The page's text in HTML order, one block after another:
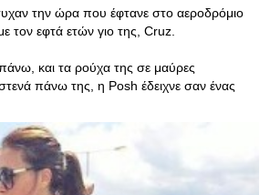
την ώρα που έφτανε στο αεροδρόμιο
τον εφτά ετών γιο της, Cruz.
και τα ρούχα της σε μαύρες
πάνω της, η Posh έδειχνε σαν ένας